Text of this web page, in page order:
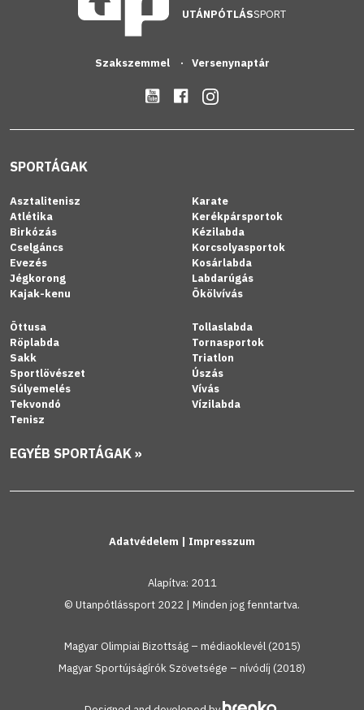
UTÁNPÓTLÁSSPORT
Szakszemmel Versenynaptár
SPORTÁGAK
Asztalitenisz
Atlétika
Birkózás
Cselgáncs
Evezés
Jégkorong
Kajak-kenu
Karate
Kerékpársportok
Kézilabda
Korcsolyasportok
Kosárlabda
Labdarúgás
Ökölvívás
Öttusa
Röplabda
Sakk
Sportlövészet
Súlyemelés
Tekvondó
Tenisz
Tollaslabda
Tornasportok
Triatlon
Úszás
Vívás
Vízilabda
EGYÉB SPORTÁGAK »
Adatvédelem | Impresszum
Alapítva: 2011
© Utanpótlássport 2022 | Minden jog fenntartva.
Magyar Olimpiai Bizottság – médiaoklevél (2015)
Magyar Sportújságírók Szövetsége – nívódíj (2018)